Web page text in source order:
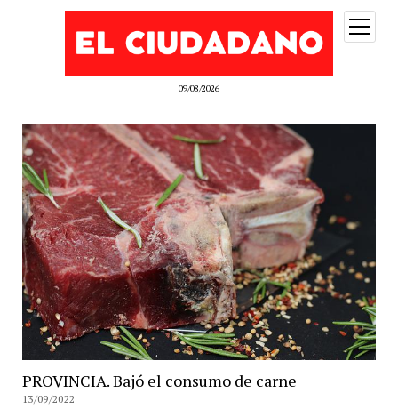
09/08/2026
abrir
menú
PROVINCIA. Bajó el consumo de carne
13/09/2022